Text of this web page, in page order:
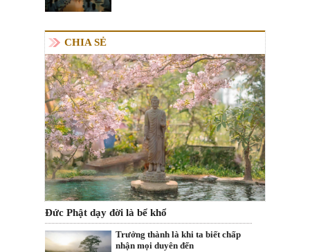
CHIA SẺ
Đức Phật dạy đời là bể khổ
Trưởng thành là khi ta biết chấp
nhận mọi duyên đến